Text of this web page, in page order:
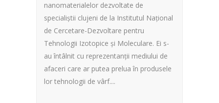
nanomaterialelor dezvoltate de
specialiștii clujeni de la Institutul Național
de Cercetare-Dezvoltare pentru
Tehnologii Izotopice și Moleculare. Ei s-
au întâlnit cu reprezentanții mediului de
afaceri care ar putea prelua în produsele
lor tehnologii de vârf....